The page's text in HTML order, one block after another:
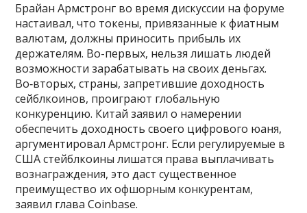
Брайан Армстронг во время дискуссии на форуме
настаивал, что токены, привязанные к фиатным
валютам, должны приносить прибыль их
держателям. Во-первых, нельзя лишать людей
возможности зарабатывать на своих деньгах.
Во‑вторых, страны, запретившие доходность
сейблкоинов, проиграют глобальную
конкуренцию. Китай заявил о намерении
обеспечить доходность своего цифрового юаня,
аргументировал Армстронг. Если регулируемые в
США стейблкоины лишатся права выплачивать
вознаграждения, это даст существенное
преимущество их офшорным конкурентам,
заявил глава Coinbase.